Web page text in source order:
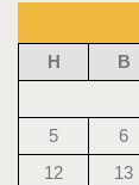
H
B
5
6
12
13